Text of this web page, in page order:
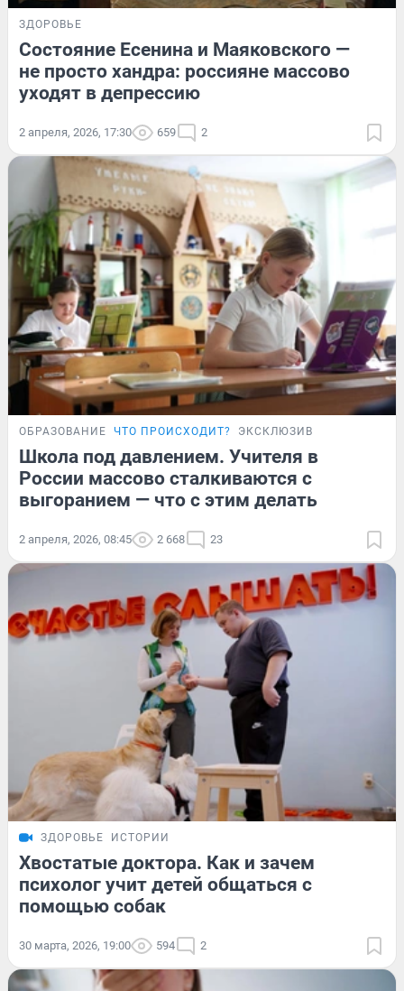
ЗДОРОВЬЕ
Состояние Есенина и Маяковского —
не просто хандра: россияне массово
уходят в депрессию
2 апреля, 2026, 17:30 659 2
ОБРАЗОВАНИЕ ЧТО ПРОИСХОДИТ? ЭКСКЛЮЗИВ
Школа под давлением. Учителя в
России массово сталкиваются с
выгоранием — что с этим делать
2 апреля, 2026, 08:45 2 668 23
ЗДОРОВЬЕ ИСТОРИИ
Хвостатые доктора. Как и зачем
психолог учит детей общаться с
помощью собак
30 марта, 2026, 19:00 594 2